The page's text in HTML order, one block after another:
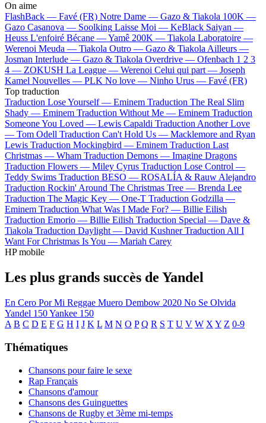
On aime
FlashBack — Favé (FR) Notre Dame — Gazo & Tiakola 100K —
Gazo Casanova — Soolking Laisse Moi — KeBlack Saiyan —
Heuss L'enfoiré Bécane —Yamê 200K — Tiakola Laboratoire —
Werenoi Meuda — Tiakola Outro — Gazo & TiakolaAilleurs —
Josman Interlude — Gazo & Tiakola Overdrive — Ofenbach 1 2 3
4 — ZOKUSH La League — Werenoi Celui qui part — Joseph
Kamel Nouvelles — PLK No love — Ninho Urus — Favé (FR)
Top traduction
Traduction Lose Yourself — Eminem Traduction The Real Slim
Shady — Eminem Traduction Without Me — Eminem Traduction
Someone You Loved — Lewis Capaldi Traduction Another Love
— Tom Odell Traduction Can't Hold Us — Macklemore and Ryan
Lewis Traduction Mockingbird — Eminem Traduction Last
Christmas — Wham Traduction Demons — Imagine Dragons
Traduction Flowers — Miley Cyrus Traduction Lose Control —
Teddy Swims Traduction BESO — ROSALÍA & Rauw Alejandro
Traduction Rockin' Around The Christmas Tree — Brenda Lee
Traduction The Magic Key — One-T Traduction Godzilla —
Eminem Traduction What Was I Made For? — Billie Eilish
Traduction Emorio — Billie Eilish Traduction Special — Dave &
Tiakola Traduction Daylight — David Kushner Traduction All I
Want For Christmas Is You — Mariah Carey
HP mobile
Les plus grands succès de Yandel
En Cero Por Mi Reggae Muero Dembow 2020 No Se Olvida
Yandel 150Yankee 150
A B C D E F G H I J K L M N O P Q R S T U V W X Y Z 0-9
Thématiques
Chansons pour faire le sexe
Rap Français
Chansons d'amour
Chansons des Guinguettes
Chansons de Rugby et 3ème mi-temps